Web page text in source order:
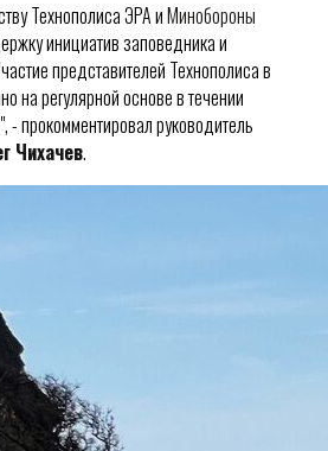
Технополиса ЭРА иМинобороны
инициатив заповедника и
представителей Технополиса в
на регулярной основе в течении
прокомментировал руководитель
Чихачев.